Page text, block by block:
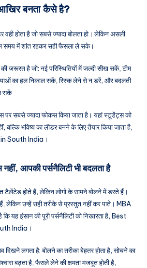
बनता कैसे है?
वही होता है जो सबसे ज्यादा बोलता हो। लेकिन असली
समय में शांत रहकर सही फैसला ले सके।
जरूरत है जो: नई परिस्थितियों में जल्दी सीख सकें, टीम
का हल निकाल सकें, रिस्क लेने से न डरें, और बदलती
सकें
पर सबसे ज्यादा फोकस किया जाता है। यहां स्टूडेंट्स को
बल्कि भविष्य का लीडर बनने के लिए तैयार किया जाता है,
South India।
आपकी पर्सनैलिटी भी बदलता है
होते हैं, लेकिन लोगों के सामने बोलने में डरते हैं।
लेकिन उन्हें सही तरीके से प्रस्तुत नहीं कर पाते। MBA
यह इंसान की पूरी पर्सनैलिटी को निखारता है, Best
India।
दिखने लगता है: बोलने का तरीका बेहतर होता है, सोचने का
बढ़ता है, फैसले लेने की क्षमता मजबूत होती है,